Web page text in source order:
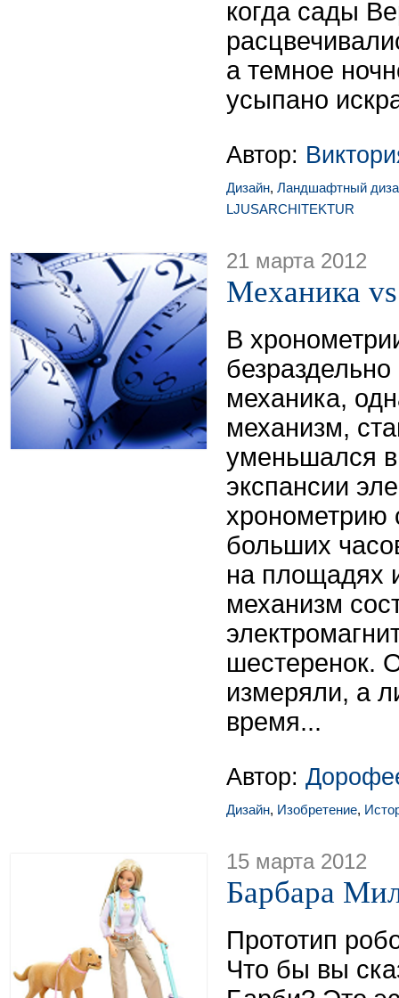
когда сады
а темное
усыпано
Автор:
Дизайн, Ландшафтный
LJUSARCHITEKTUR
21 марта 2012
Механика
В
механика,
механизм,
уменьшался
экспансии
хронометрию
больших
на площадях
механизм
шестеренок.
измеряли, а
время...
Автор:
Дизайн, Изобретение,
15 марта 2012
Барбара
Прототип
Что бы вы